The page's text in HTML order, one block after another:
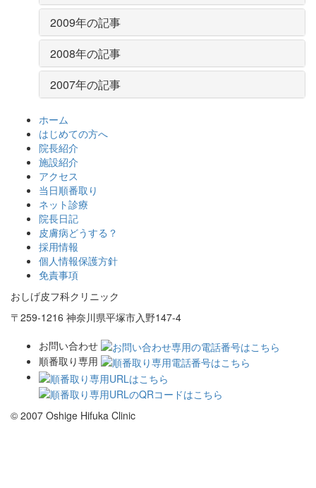
2009年の記事
2008年の記事
2007年の記事
ホーム
はじめての方へ
院長紹介
施設紹介
アクセス
当日順番取り
ネット診療
院長日記
皮膚病どうする？
採用情報
個人情報保護方針
免責事項
おしげ皮フ科クリニック
〒259-1216 神奈川県平塚市入野147-4
お問い合わせ
順番取り専用
© 2007 Oshige Hifuka Clinic